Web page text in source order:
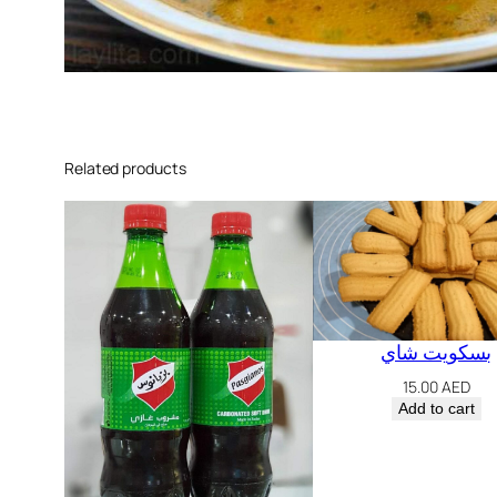
Related products
بسكويت شاي
15.00AED
Add to cart